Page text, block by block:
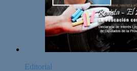
Editorial